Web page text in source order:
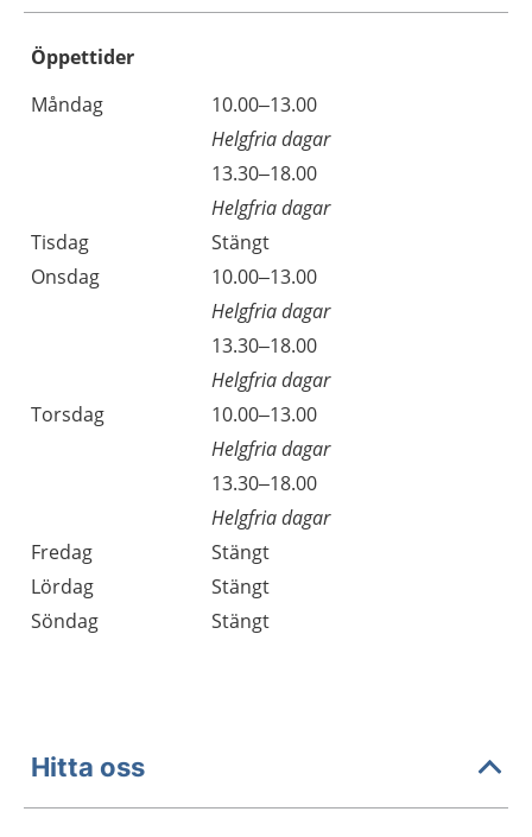
Öppettider
Dag
Öppettider
Kommentarer
Måndag
10.00–13.00
Helgfria dagar
13.30–18.00
Helgfria dagar
Tisdag
Stängt
Onsdag
10.00–13.00
Helgfria dagar
13.30–18.00
Helgfria dagar
Torsdag
10.00–13.00
Helgfria dagar
13.30–18.00
Helgfria dagar
Fredag
Stängt
Lördag
Stängt
Söndag
Stängt
Hitta oss